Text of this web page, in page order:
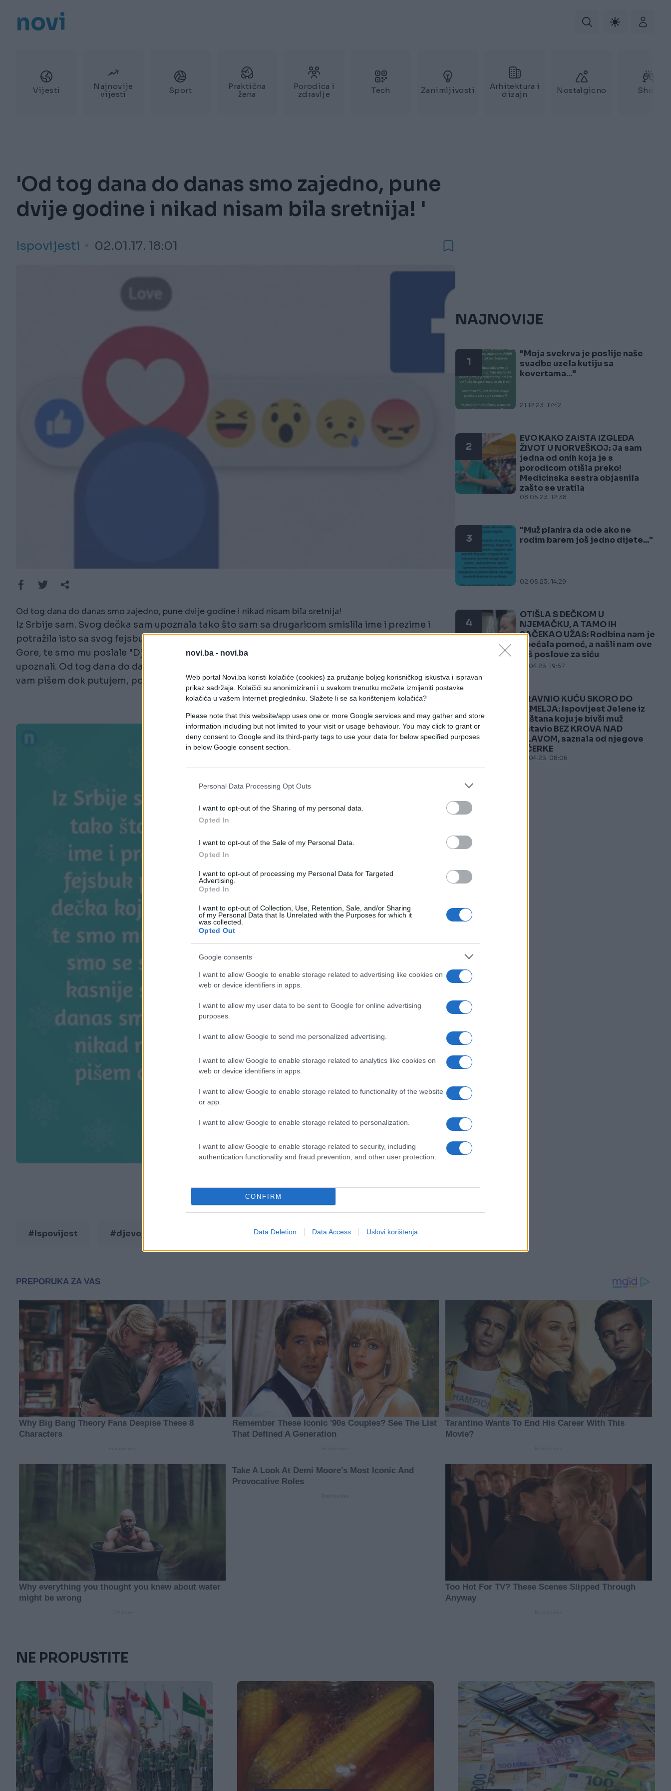
novi.ba - novi.ba
Web portal Novi.ba koristi kolačiće (cookies) za pružanje boljeg korisničkog iskustva i ispravan
prikaz sadržaja. Kolačići su anonimizirani i u svakom trenutku možete izmijeniti postavke
kolačića u vašem Internet pregledniku. Slažete li se sa korištenjem kolačića?
Please note that this website/app uses one or more Google services and may gather and store
information including but not limited to your visit or usage behaviour. You may click to grant or
deny consent to Google and its third-party tags to use your data for below specified purposes
in below Google consent section.
Personal Data Processing Opt Outs
I want to opt-out of the Sharing of my personal data.
Opted In
I want to opt-out of the Sale of my Personal Data.
Opted In
I want to opt-out of processing my Personal Data for Targeted
Advertising.
Opted In
I want to opt-out of Collection, Use, Retention, Sale, and/or Sharing
of my Personal Data that Is Unrelated with the Purposes for which it
was collected.
Opted Out
Google consents
I want to allow Google to enable storage related to advertising like cookies on
web or device identifiers in apps.
I want to allow my user data to be sent to Google for online advertising
purposes.
I want to allow Google to send me personalized advertising.
I want to allow Google to enable storage related to analytics like cookies on
web or device identifiers in apps.
I want to allow Google to enable storage related to functionality of the website
or app.
I want to allow Google to enable storage related to personalization.
I want to allow Google to enable storage related to security, including
authentication functionality and fraud prevention, and other user protection.
CONFIRM
Data Deletion Data Access Uslovi korištenja
novi
Vijesti
Najnovije
vijesti
Sport
Praktična
žena
Porodica i
zdravlje
Tech Zanimljivosti
Arhitektura i
dizajn
Nostalgicno Show
'Od tog dana do danas smo zajedno, pune
dvije godine i nikad nisam bila sretnija! '
Ispovijesti 02.01.17. 18:01
Od tog dana do danas smo zajedno, pune dvije godine i nikad nisam bila sretnija!
Iz Srbije sam. Svog dečka sam upoznala tako što sam sa drugaricom smislila ime i prezime i
potražila isto sa svog fejsbuk profila. Primjetile smo jednog dečka kojem je pisalo da je iz Crne
Gore, te smo mu poslale "Dje si, kućo?". Ubrzo smo se sve češće čuli, a godinu dana kasnije se i
upoznali. Od tog dana do danas smo zajedno, pune dvije godine i nikad nisam bila sretnija! Ovo
vam pišem dok putujem, pogodite gdje?
#Ispovijest #djevojka #drugarica #dečko
NAJNOVIJE
1
"Moja svekrva je poslije naše
svadbe uzela kutiju sa
kovertama..."
21.12.23. 17:42
2
EVO KAKO ZAISTA IZGLEDA
ŽIVOT U NORVEŠKOJ: Ja sam
jedna od onih koja je s
porodicom otišla preko!
Medicinska sestra objasnila
zašto se vratila
08.05.23. 12:38
3
"Muž planira da ode ako ne
rodim barem još jedno dijete..."
02.05.23. 14:29
4
OTIŠLA S DEČKOM U
NJEMAČKU, A TAMO IH
SAČEKAO UŽAS: Rodbina nam je
obećala pomoć, a našli nam ove
krš poslove za siću
27.04.23. 19:57
SRAVNIO KUĆU SKORO DO
TEMELJA: Ispovijest Jelene iz
Leštana koju je bivši muž
ostavio BEZ KROVA NAD
GLAVOM, saznala od njegove
KĆERKE
24.04.23. 08:06
NE PROPUSTITE